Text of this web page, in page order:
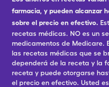
farmacia, y pueden alcanzar
sobre el precio en efectivo.
recetas médicas. NO es un
medicamentos de Medicare.
las recetas médicas que se
dependerá de la receta y la
receta y puede otorgarse
el precio en efectivo. Usted